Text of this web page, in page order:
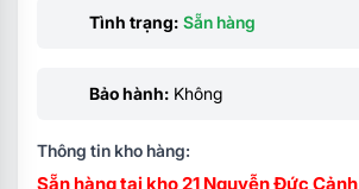
cao,
Trọng tải theo góc đứng: 150kg
Tình trạng: Sẵn hàng
Bảo hành: Không
Thông tin kho hàng:
Sẵn hàng tại kho 21 Nguyễn Đức Cảnh